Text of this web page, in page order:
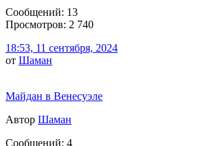
Сообщений: 13
Просмотров: 2 740
18:53, 11 сентября, 2024
от Шаман
Майдан в Венесуэле
Автор Шаман
Сообщений: 4